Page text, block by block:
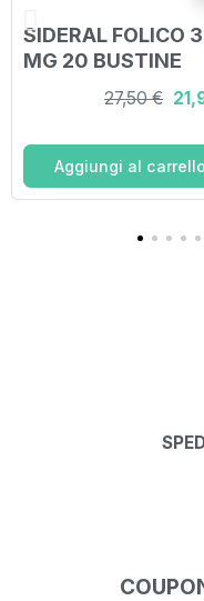
SIDERAL FOLICO
MG 20 BUSTINE
OROSOLUBILI
27,50 €
Aggiungi al carrello